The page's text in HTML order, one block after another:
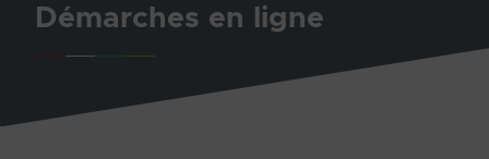
Démarches en ligne